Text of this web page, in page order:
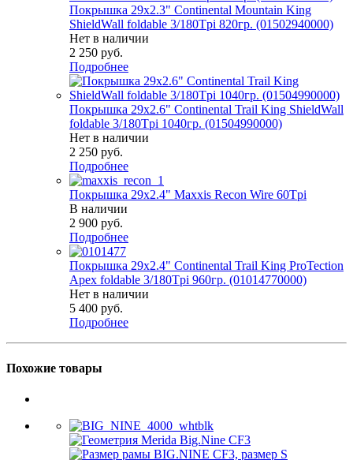
Покрышка 29x2.3" Continental Mountain King
ShieldWall foldable 3/180Tpi 820гр. (01502940000)
Нет в наличии
2 250 руб.
Подробнее
Покрышка 29x2.6" Continental Trail King ShieldWall
foldable 3/180Tpi 1040гр. (01504990000)
Нет в наличии
2 250 руб.
Подробнее
Покрышка 29x2.4" Maxxis Recon Wire 60Tpi
В наличии
2 900 руб.
Подробнее
Покрышка 29x2.4" Continental Trail King ProTection
Apex foldable 3/180Tpi 960гр. (01014770000)
Нет в наличии
5 400 руб.
Подробнее
Похожие товары